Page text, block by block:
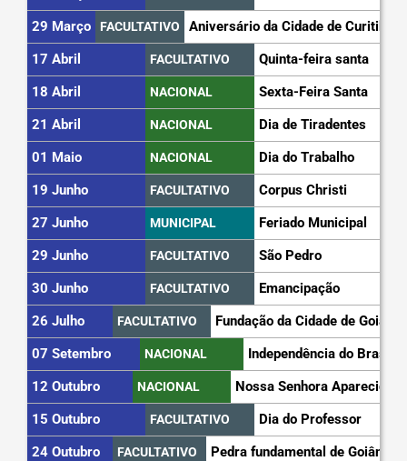
29 Março
FACULTATIVO
Aniversário da Cidade de Curitiba
17 Abril
FACULTATIVO
Quinta-feira santa
18 Abril
NACIONAL
Sexta-Feira Santa
21 Abril
NACIONAL
Dia de Tiradentes
01 Maio
NACIONAL
Dia do Trabalho
19 Junho
FACULTATIVO
Corpus Christi
27 Junho
MUNICIPAL
Feriado Municipal
29 Junho
FACULTATIVO
São Pedro
30 Junho
FACULTATIVO
Emancipação
26 Julho
FACULTATIVO
Fundação da Cidade de Goiás
07 Setembro
NACIONAL
Independência do Brasil
12 Outubro
NACIONAL
Nossa Senhora Aparecida
15 Outubro
FACULTATIVO
Dia do Professor
24 Outubro
FACULTATIVO
Pedra fundamental de Goiânia